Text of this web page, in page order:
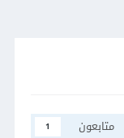
متابعون 1